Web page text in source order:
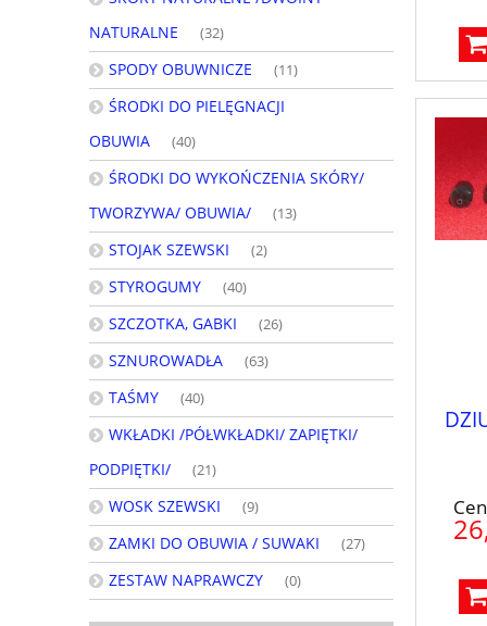
NATURALNE
(32)
SPODY OBUWNICZE (11)
ŚRODKI DO PIELĘGNACJI
OBUWIA
(40)
ŚRODKI DO WYKOŃCZENIA SKÓRY/
TWORZYWA/ OBUWIA/
(13)
STOJAK SZEWSKI (2)
STYROGUMY (40)
SZCZOTKA, GABKI (26)
SZNUROWADŁA (63)
TAŚMY (40)
WKŁADKI /PÓŁWKŁADKI/ ZAPIĘTKI/
PODPIĘTKI/
(21)
WOSK SZEWSKI (9)
ZAMKI DO OBUWIA / SUWAKI (27)
ZESTAW NAPRAWCZY (0)